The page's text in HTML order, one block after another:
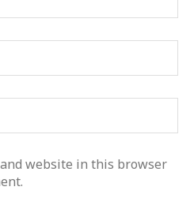
website in this browser